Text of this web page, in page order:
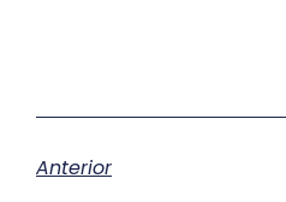
Anterior